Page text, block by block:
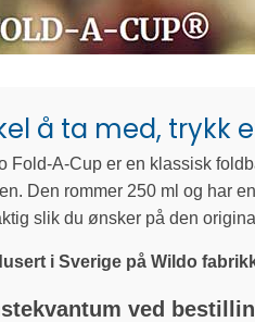
å ta med, trykk
Fold-A-Cup er en klassisk
Den rommer 250 ml og har
slik du ønsker på den
i Sverige på Wildo
ved